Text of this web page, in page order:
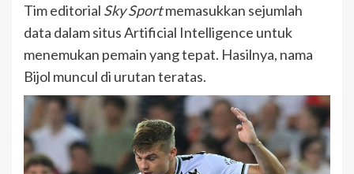
Tim editorial Sky Sportmemasukkan sejumlah
data dalam situs Artificial Intelligence untuk
menemukan pemain yang tepat. Hasilnya, nama
Bijol muncul di urutan teratas.